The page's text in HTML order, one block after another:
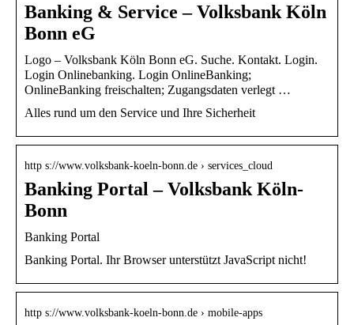
Banking & Service – Volksbank Köln
Bonn eG
Logo – Volksbank Köln Bonn eG. Suche. Kontakt. Login.
Login Onlinebanking. Login OnlineBanking;
OnlineBanking freischalten; Zugangsdaten verlegt …
Alles rund um den Service und Ihre Sicherheit
http s://www.volksbank-koeln-bonn.de › services_cloud
Banking Portal – Volksbank Köln-
Bonn
Banking Portal
Banking Portal. Ihr Browser unterstützt JavaScript nicht!
http s://www.volksbank-koeln-bonn.de › mobile-apps